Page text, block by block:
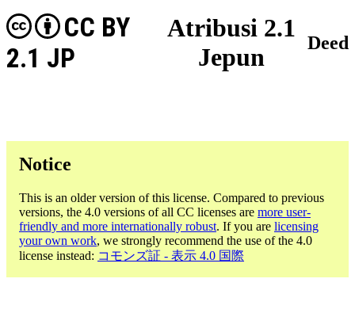
Atribusi 2.1
Jepun
CC BY
2.1 JP
Deed
Notice
This is an older version of this license. Compared to previous
versions, the 4.0 versions of all CC licenses are more user-
friendly and more internationally robust. If you are licensing
your own work, we strongly recommend the use of the 4.0
license instead: コモンズ証 - 表示 4.0 国際